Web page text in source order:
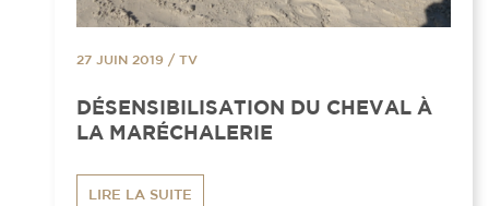
27 JUIN 2019 / TV
DÉSENSIBILISATION DU CHEVAL À
LA MARÉCHALERIE
LIRE LA SUITE